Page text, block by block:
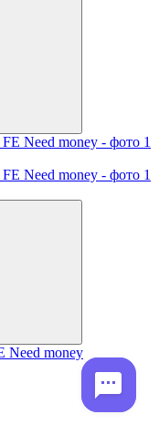
Need money